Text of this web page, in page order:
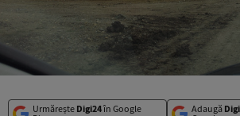
Urmărește Digi24în Google
Adaugă